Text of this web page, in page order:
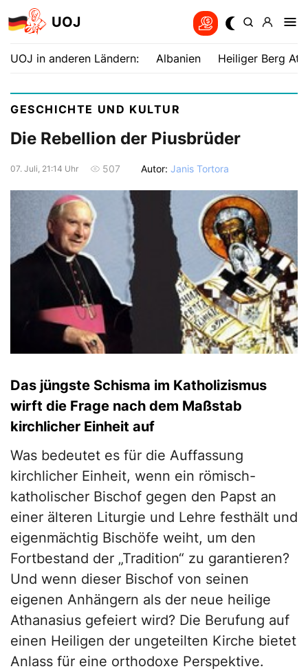
UOJ
UOJ in anderen Ländern: Albanien Heiliger Berg
GESCHICHTE UND KULTUR
Die Rebellion der Piusbrüder
07. Juli, 21:14 Uhr 507 Autor: Janis Tortora
Das jüngste Schisma im Katholizismus
wirft die Frage nach dem Maßstab
kirchlicher Einheit auf
Was bedeutet es für die Auffassung
kirchlicher Einheit, wenn ein römisch-
katholischer Bischof gegen den Papst an
einer älteren Liturgie und Lehre festhält und
eigenmächtig Bischöfe weiht, um den
Fortbestand der „Tradition“ zu garantieren?
Und wenn dieser Bischof von seinen
eigenen Anhängern als der neue heilige
Athanasius gefeiert wird? Die Berufung auf
einen Heiligen der ungeteilten Kirche bietet
Anlass für eine orthodoxe Perspektive.